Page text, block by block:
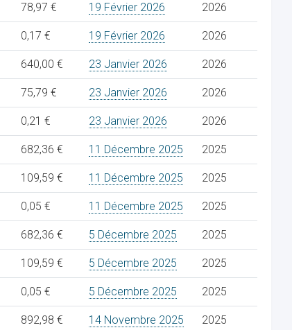
78,97 € 19 Février 2026 2026
0,17 € 19 Février 2026 2026
640,00 € 23 Janvier 2026 2026
75,79 € 23 Janvier 2026 2026
0,21 € 23 Janvier 2026 2026
682,36 € 11 Décembre 2025 2025
109,59 € 11 Décembre 2025 2025
0,05 € 11 Décembre 2025 2025
682,36 € 5 Décembre 2025 2025
109,59 € 5 Décembre 2025 2025
0,05 € 5 Décembre 2025 2025
892,98 € 14 Novembre 2025 2025